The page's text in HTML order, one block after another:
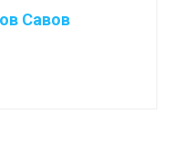
Савов